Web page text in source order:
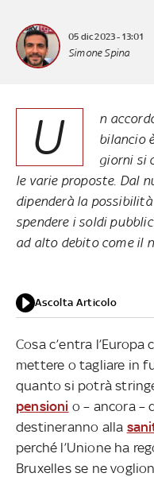
05 dic 2023 - 13:01
Simone Spina
U
n
bilancio
giorni si
le varie proposte. Dal
dipenderà la
spendere i soldi
ad alto debito come il
Ascolta Articolo
Cosa c’entra
mettere o tagliare in
quanto si potrà
pensioni o – ancora –
destineranno alla
perché l’Unione ha
Bruxelles se ne